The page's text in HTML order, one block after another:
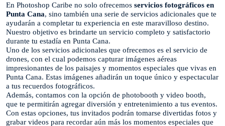
En Photoshop Caribe no solo ofrecemos servicios fotográficos en
Punta Cana, sino también una serie de servicios adicionales que te
ayudarán a completar tu experiencia en este maravilloso destino.
Nuestro objetivo es brindarte un servicio completo y satisfactorio
durante tu estadía en Punta Cana.
Uno de los servicios adicionales que ofrecemos es el servicio de
drones, con el cual podemos capturar imágenes aéreas
impresionantes de los paisajes y momentos especiales que vivas en
Punta Cana. Estas imágenes añadirán un toque único y espectacular
a tus recuerdos fotográficos.
Además, contamos con la opción de photobooth y video booth,
que te permitirán agregar diversión y entretenimiento a tus eventos.
Con estas opciones, tus invitados podrán tomarse divertidas fotos y
grabar videos para recordar aún más los momentos especiales que